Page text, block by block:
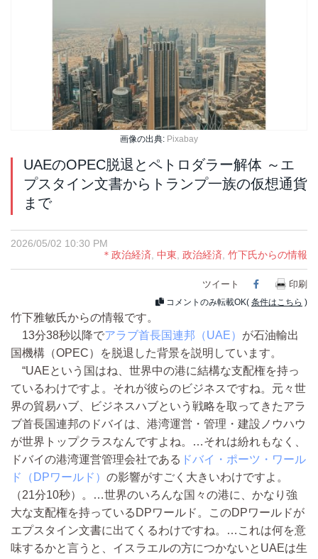
画像の出典: Pixabay
UAEのOPEC脱退とペトロダラー解体 ～エ
プスタイン文書からトランプ一族の仮想通貨
まで
2026/05/02 10:30 PM
＊政治経済, 中東, 政治経済, 竹下氏からの情報
ツイート Facebook
印刷
コメントのみ転載OK( 条件はこちら )
竹下雅敏氏からの情報です。
13分38秒以降でアラブ首長国連邦（UAE） が石油輸出
国機構（OPEC）を脱退した背景を説明しています。
“UAEという国はね、世界中の港に結構な支配権を持っ
ているわけですよ。それが彼らのビジネスですね。元々世
界の貿易ハブ、ビジネスハブという戦略を取ってきたアラ
ブ首長国連邦のドバイは、港湾運営・管理・建設ノウハウ
が世界トップクラスなんですよね。…それは紛れもなく、
ドバイの港湾運営管理会社である ドバイ・ポーツ・ワール
ド（DPワールド） の影響がすごく大きいわけですよ。
（21分10秒）。…世界のいろんな国々の港に、かなり強
大な支配権を持っているDPワールド。このDPワールドが
エプスタイン文書に出てくるわけですね。…これは何を意
味するかと言うと、イスラエルの方につかないとUAEは生